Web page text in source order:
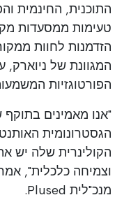
התוכנית, החינמית
טעימות ממסעדות
הזדמנות לחוות
המגוונת של
הפורטוגזיות
"אנו מאמינים בתוקף
הגסטרונומית
הקולינרית שלה יש
וצמיחה כלכלית",
מנכ"לית Plused.